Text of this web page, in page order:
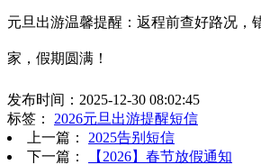
元旦出游温馨提醒：返程前查好路况，
家，假期圆满！
发布时间：2025-12-30 08:02:45
标签： 2026元旦出游提醒短信
上一篇： 2025告别短信
下一篇：
【2026】春节放假通知